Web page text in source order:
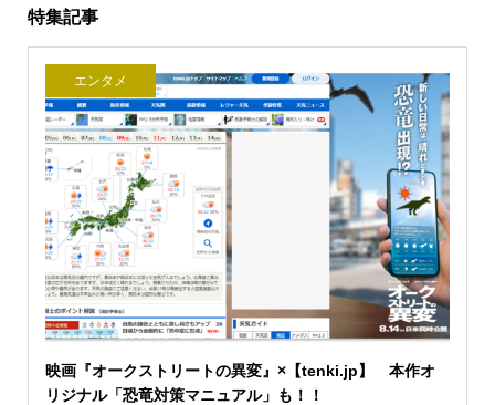
特集記事
エンタメ
映画『オークストリートの異変』×【tenki.jp】 本作オ
リジナル「恐竜対策マニュアル」も！！